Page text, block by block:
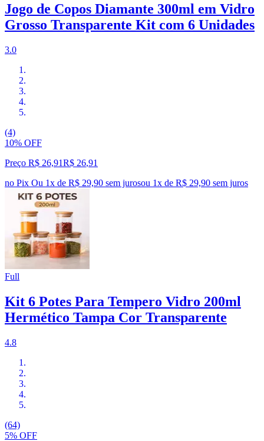
Jogo de Copos Diamante 300ml em Vidro
Grosso Transparente Kit com 6 Unidades
3.0
(4)
10% OFF
Preço R$ 26,91R$ 26,91
no Pix Ou 1x de R$ 29,90 sem jurosou 1x de R$ 29,90 sem juros
Full
Kit 6 Potes Para Tempero Vidro 200ml
Hermético Tampa Cor Transparente
4.8
(64)
5% OFF